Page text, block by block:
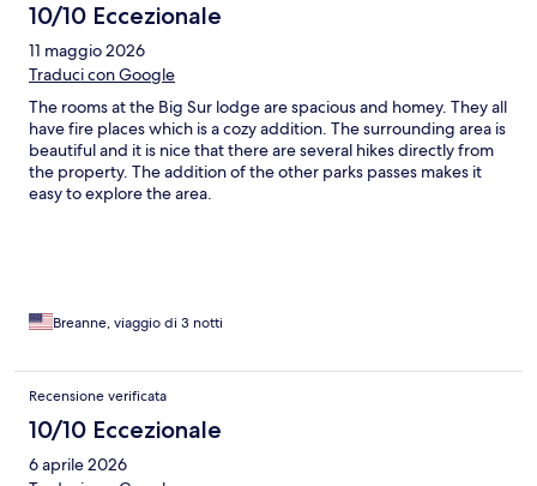
10/10 Eccezionale
11 maggio 2026
Traduci con Google
The rooms at the Big Sur lodge are spacious and homey. They all
have fire places which is a cozy addition. The surrounding area is
beautiful and it is nice that there are several hikes directly from
the property. The addition of the other parks passes makes it
easy to explore the area.
Breanne, viaggio di 3 notti
Recensione verificata
10/10 Eccezionale
6 aprile 2026